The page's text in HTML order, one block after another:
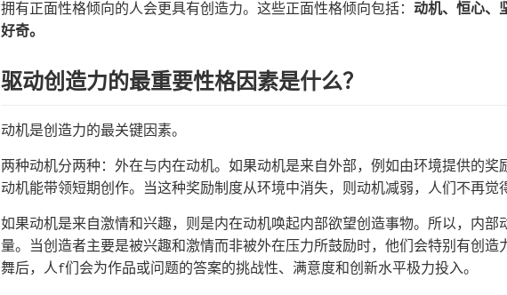
拥有正面性格倾向的人会更具有创造力。这些正面性格倾向包括： 动机、恒心、
好奇。
驱动创造力的最重要性格因素是什么？
动机是创造力的最关键因素。
两种动机分两种：外在与内在动机。如果动机是来自外部，例如由环境提供的奖
动机能带领短期创作。当这种奖励制度从环境中消失，则动机减弱，人们不再觉
如果动机是来自激情和兴趣，则是内在动机唤起内部欲望创造事物。所以，内部
量。当创造者主要是被兴趣和激情而非被外在压力所鼓励时，他们会特别有创造
舞后，人f们会为作品或问题的答案的挑战性、满意度和创新水平极力投入。